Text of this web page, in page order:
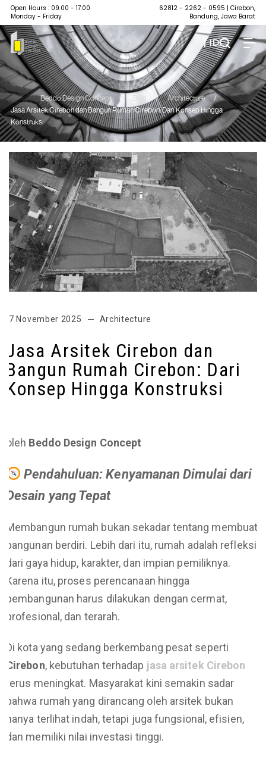
Open Hours : 09.00 - 17.00
Monday - Friday
62812 - 2262 - 0595 | Cirebon,
Bandung, Jawa Barat
| ID
Beddo Design Concept / Blog / Architecture
/
Jasa Arsitek Cirebon dan Bangun Rumah Cirebon: Dari Konsep Hingga
Konstruksi
7 November 2025 Architecture
Jasa Arsitek Cirebon dan
Bangun Rumah Cirebon: Dari
Konsep Hingga Konstruksi
oleh Beddo Design Concept
Pendahuluan: Kenyamanan Dimulai dari
Desain yang Tepat
Membangun rumah bukan sekadar tentang membuat
bangunan berdiri. Lebih dari itu, rumah adalah refleksi
dari gaya hidup, karakter, dan impian pemiliknya.
Karena itu, proses perencanaan hingga
pembangunan harus dilakukan dengan cermat,
profesional, dan terarah.
Di kota yang sedang berkembang pesat seperti
Cirebon, kebutuhan terhadap jasa arsitek Cirebon
terus meningkat. Masyarakat kini semakin sadar
bahwa rumah yang dirancang oleh arsitek bukan
hanya terlihat indah, tetapi juga fungsional, efisien,
dan memiliki nilai investasi tinggi.